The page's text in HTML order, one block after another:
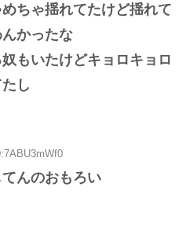
ちゃ揺れてたけど揺れて
かったな
もいたけどキョロキョロ
し
んのおもろい